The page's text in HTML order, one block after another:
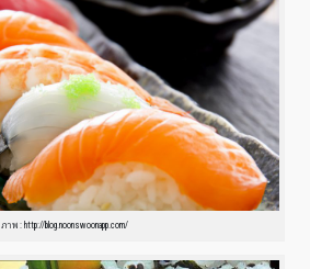
ภาพ : http://blog.noonswoonapp.com/